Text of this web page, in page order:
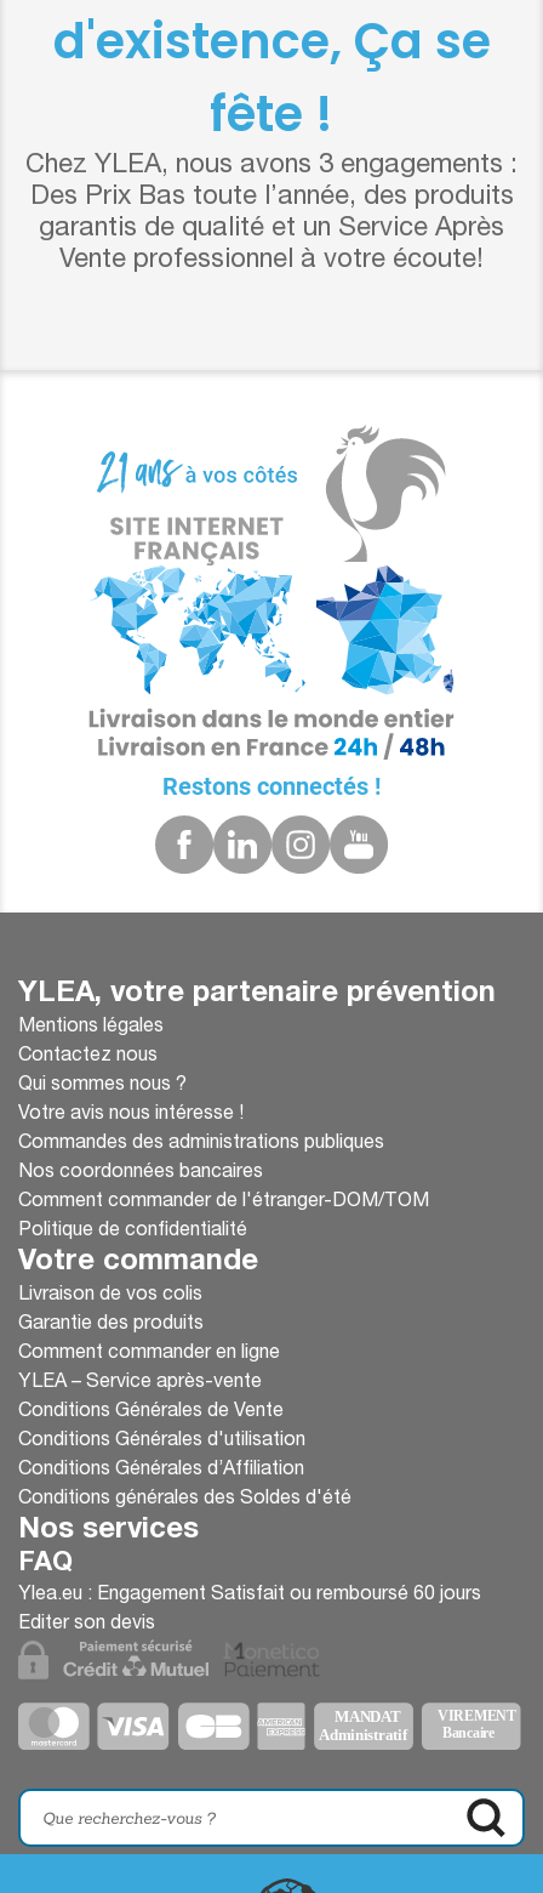
d'existence, Ça se
fête !
Chez YLEA, nous avons 3 engagements :
Des Prix Bas toute l’année, des produits
garantis de qualité et un Service Après
Vente professionnel à votre écoute!
Restons connectés !
YLEA, votre partenaire prévention
Mentions légales
Contactez nous
Qui sommes nous ?
Votre avis nous intéresse !
Commandes des administrations publiques
Nos coordonnées bancaires
Comment commander de l'étranger-DOM/TOM
Politique de confidentialité
Votre commande
Livraison de vos colis
Garantie des produits
Comment commander en ligne
YLEA – Service après-vente
Conditions Générales de Vente
Conditions Générales d'utilisation
Conditions Générales d’Affiliation
Conditions générales des Soldes d'été
Nos services
FAQ
Ylea.eu : Engagement Satisfait ou remboursé 60 jours
Editer son devis